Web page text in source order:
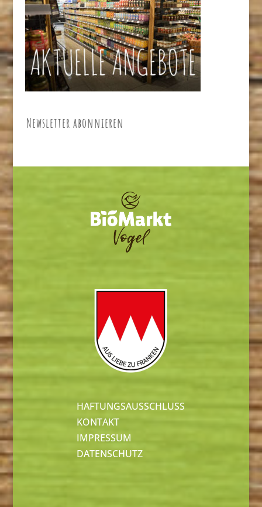
Newsletter abonnieren
HAFTUNGSAUSSCHLUSS
KONTAKT
IMPRESSUM
DATENSCHUTZ